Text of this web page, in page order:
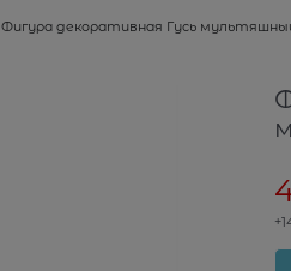
Фигура декоративная Гусь